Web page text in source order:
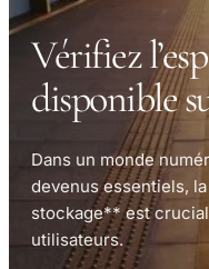
Vérifiez
disponible
Dans un monde
devenus essentiels,
stockage** est
utilisateurs.